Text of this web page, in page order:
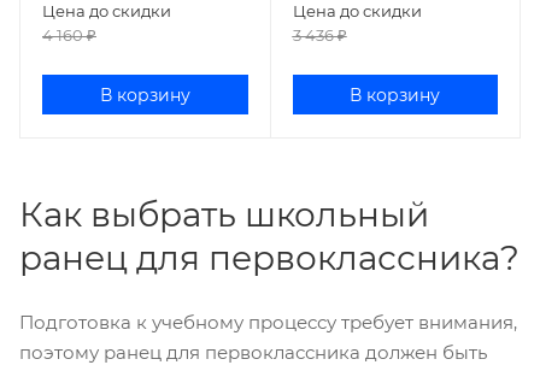
Цена до скидки
4 160₽
В корзину
Цена до скидки
3 436₽
В корзину
Как выбрать школьный
ранец для первоклассника?
Подготовка к учебному процессу требует внимания,
поэтому ранец для первоклассника должен быть